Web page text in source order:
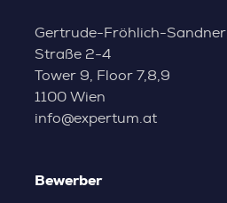
Gertrude-Fröhlich-Sandner
Straße 2-4
Tower 9, Floor 7,8,9
1100 Wien
info@expertum.at
Bewerber